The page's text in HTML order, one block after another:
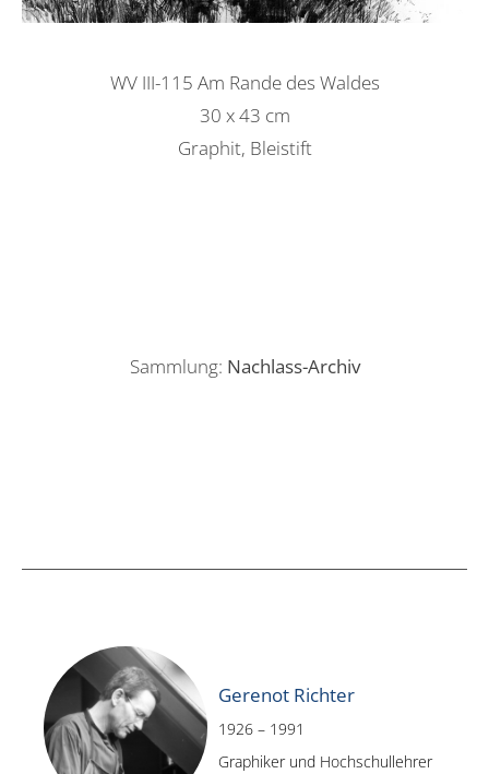
WV III-115 Am Rande des Waldes
30 x 43 cm
Graphit, Bleistift
Sammlung: Nachlass-Archiv
Gerenot Richter
1926 – 1991
Graphiker und Hochschullehrer